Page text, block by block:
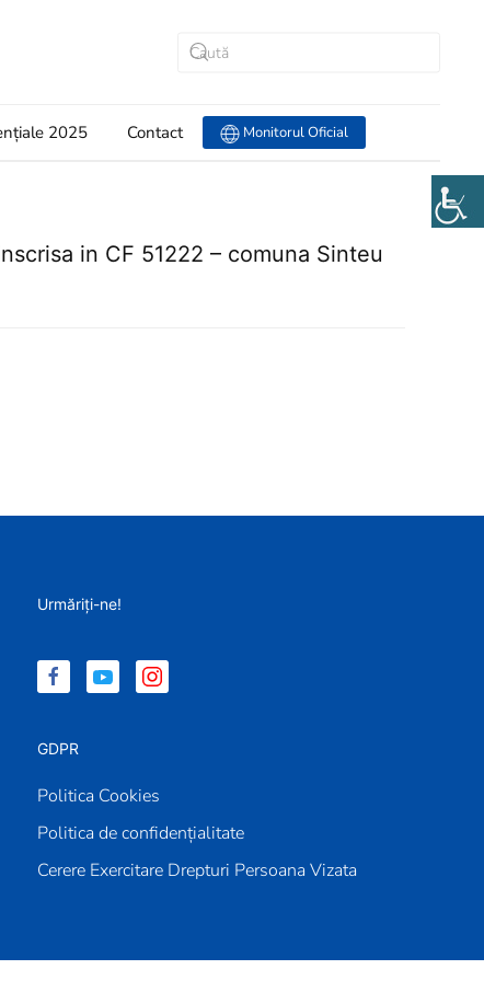
2025 Contact Monitorul Oficial
in CF 51222 – comuna Sinteu
Urmăriți-ne!
GDPR
Politica Cookies
Politica de confidențialitate
Cerere Exercitare Drepturi Persoana Vizata